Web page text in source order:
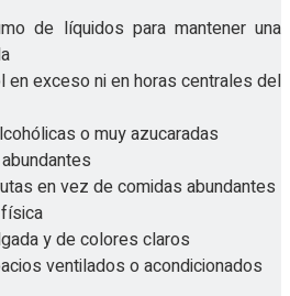
de líquidos para mantener una
en exceso ni en horas centrales del
o muy azucaradas
en vez de comidas abundantes
y de colores claros
ventilados o acondicionados